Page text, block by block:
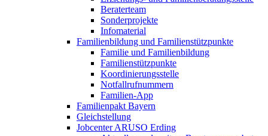
Beraterteam
Sonderprojekte
Infomaterial
Familienbildung und Familienstützpunkte
Familie und Familienbildung
Familienstützpunkte
Koordinierungsstelle
Notfallrufnummern
Familien-App
Familienpakt Bayern
Gleichstellung
Jobcenter ARUSO Erding